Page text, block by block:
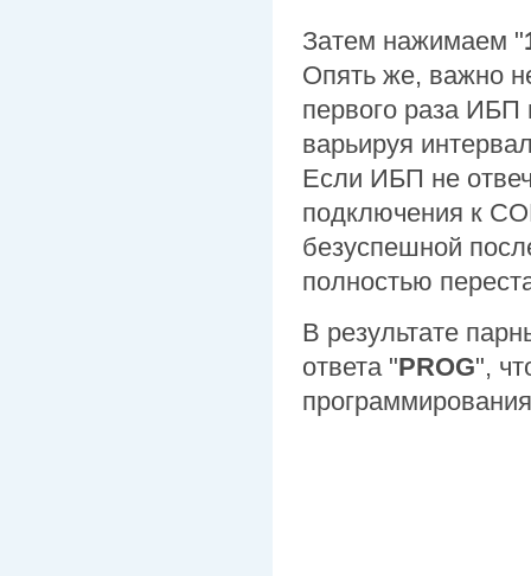
Затем нажимаем "
Опять же, важно
первого раза ИБП
варьируя
Если ИБП не
подключения к
безуспешной
полностью
В результате
ответа "PROG",